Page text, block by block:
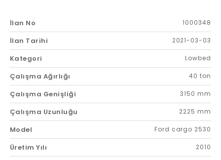
İlan No 1000348
İlan Tarihi 2021-03-03
Kategori Lowbed
Çalışma Ağırlığı 40 ton
Çalışma Genişliği 3150 mm
Çalışma Uzunluğu 2225 mm
Model Ford cargo 2530
Üretim Yılı 2010